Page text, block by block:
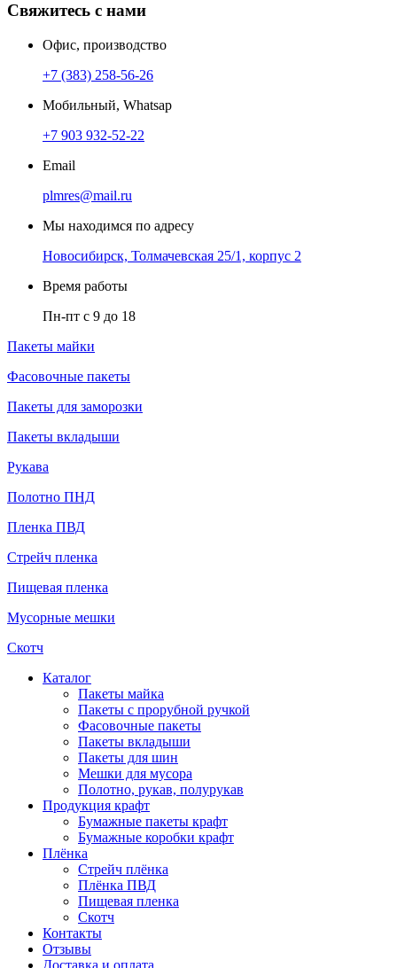
Свяжитесь с нами
Офис, производство
+7 (383) 258-56-26
Мобильный, Whatsap
+7 903 932-52-22
Email
plmres@mail.ru
Мы находимся по адресу
Новосибирск, Толмачевская 25/1, корпус 2
Время работы
Пн-пт с 9 до 18
Пакеты майки
Фасовочные пакеты
Пакеты для заморозки
Пакеты вкладыши
Рукава
Полотно ПНД
Пленка ПВД
Стрейч пленка
Пищевая пленка
Мусорные мешки
Скотч
Каталог
Пакеты майка
Пакеты с прорубной ручкой
Фасовочные пакеты
Пакеты вкладыши
Пакеты для шин
Мешки для мусора
Полотно, рукав, полурукав
Продукция крафт
Бумажные пакеты крафт
Бумажные коробки крафт
Плёнка
Стрейч плёнка
Плёнка ПВД
Пищевая пленка
Скотч
Контакты
Отзывы
Доставка и оплата